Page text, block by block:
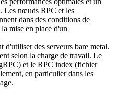
Les nœuds RPC et les
dans des conditions de
mise en place d'un
d'utiliser des serveurs bare metal.
selon la charge de travail. Le
et le RPC index (fichier
en particulier dans les